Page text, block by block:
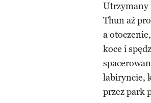
Utrzymany
Thun aż
a
koce i
labiryncie,
przez park